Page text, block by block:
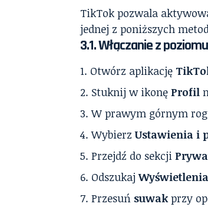
TikTok pozwala
jednej z poniższych
3.1. Włączanie z
Otwórz aplikację
Stuknij w ikonęProfil
W prawym górnym
WybierzUstawienia i
Przejdź do sekcji
Odszukaj
Przesuń suwakprzy